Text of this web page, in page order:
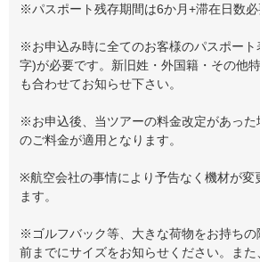
※パスポート残存期間は6か月+滞在日数必
※お申込み時に全てのお客様のパスポート
字)が必要です。新旧姓・外国籍・その他
も合わせてお知らせ下さい。
※お申込後、当ツアーの料金改定があった
のご料金が適用となります。
※航空会社の事情により予告なく機材が変
ます。
※ゴルフバック等、大きな荷物をお持ちの
前までにサイズをお知らせください。ま